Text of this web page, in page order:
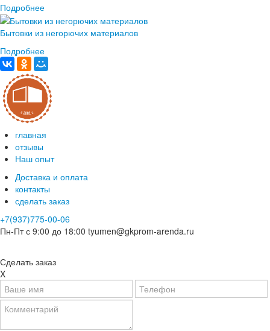
Подробнее
Бытовки из негорючих материалов
Подробнее
главная
отзывы
Наш опыт
Доставка и оплата
контакты
сделать заказ
+7(937)775-00-06
Пн-Пт с 9:00 до 18:00 tyumen@gkprom-arenda.ru
Сделать заказ
X